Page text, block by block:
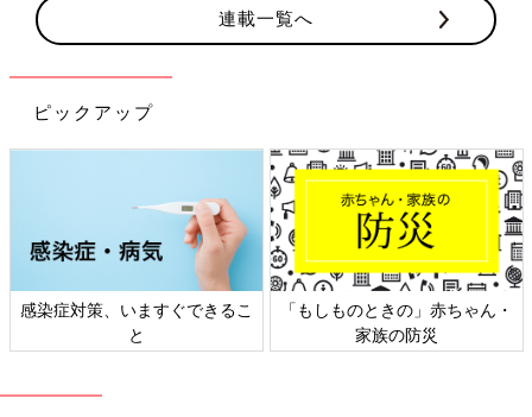
連載一覧へ
ピックアップ
感染症対策、いますぐできるこ
と
「もしものときの」赤ちゃん・
家族の防災